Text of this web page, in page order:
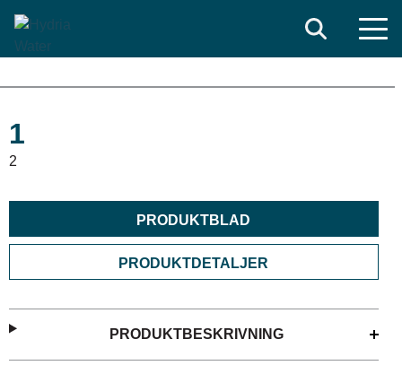
Search
1
2
PRODUKTBLAD
PRODUKTDETALJER
PRODUKTBESKRIVNING